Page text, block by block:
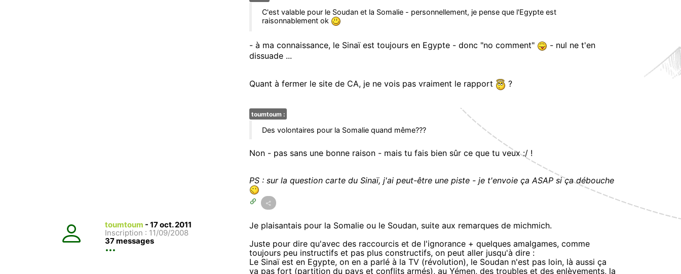
C'est valable pour le Soudan et la Somalie - personnellement, je pense que l'Egypte est
raisonnablement ok
- à ma connaissance, le Sinaï est toujours en Egypte - donc "no comment"
- nul ne t'en
dissuade ...
Quant à fermer le site de CA, je ne vois pas vraiment le rapport ?
toumtoum :
Des volontaires pour la Somalie quand même???
Non - pas sans une bonne raison - mais tu fais bien sûr ce que tu veux :/ !
PS : sur la question carte du Sinaï, j'ai peut-être une piste - je t'envoie ça ASAP si ça débouche
toumtoum - 17 oct. 2011
Inscription : 11/09/2008
37 messages
Je plaisantais pour la Somalie ou le Soudan, suite aux remarques de michmich.
Juste pour dire qu'avec des raccourcis et de l'ignorance + quelques amalgames, comme
toujours peu instructifs et pas plus constructifs, on peut aller jusqu'à dire :
Le Sinaï est en Egypte, on en a parlé à la TV (révolution), le Soudan n'est pas loin, là aussi ça
va pas fort (partition du pays et conflits armés), au Yémen, des troubles et des enlèvements, la